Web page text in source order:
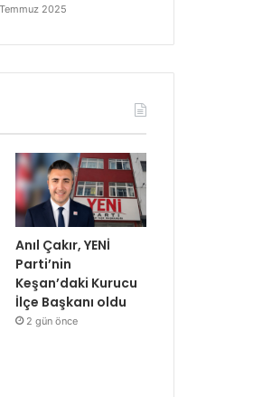
2025
Anıl Çakır, YENİ
Parti’nin
Keşan’daki Kurucu
İlçe Başkanı oldu
2 gün önce